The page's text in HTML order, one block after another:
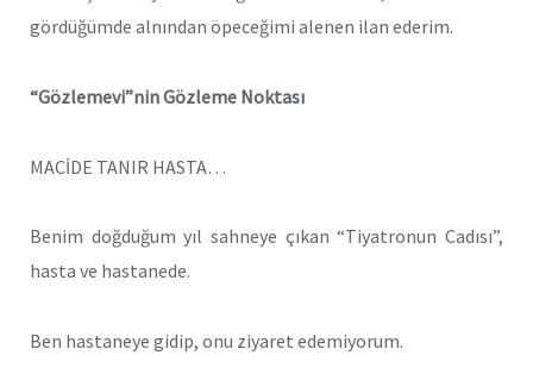
gördüğümde alnından öpeceğimi alenen ilan ederim.
“Gözlemevi”nin Gözleme Noktası
MACİDE TANIR HASTA…
Benim doğduğum yıl sahneye çıkan “Tiyatronun Cadısı”,
hasta ve hastanede.
Ben hastaneye gidip, onu ziyaret edemiyorum.